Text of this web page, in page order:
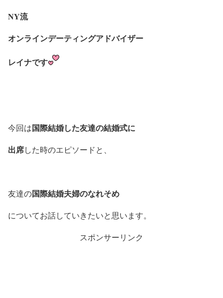
NY流
オンラインデーティングアドバイザー
レイナです
今回は国際結婚した友達の結婚式に
出席した時のエピソードと、
友達の国際結婚夫婦のなれそめ
についてお話していきたいと思います。
スポンサーリンク